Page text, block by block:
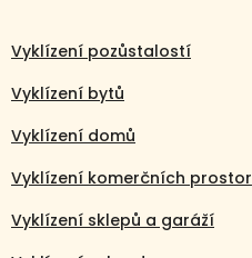
Vyklízení pozůstalostí
Vyklízení bytů
Vyklízení domů
Vyklízení komerčních prostor
Vyklízení sklepů a garáží